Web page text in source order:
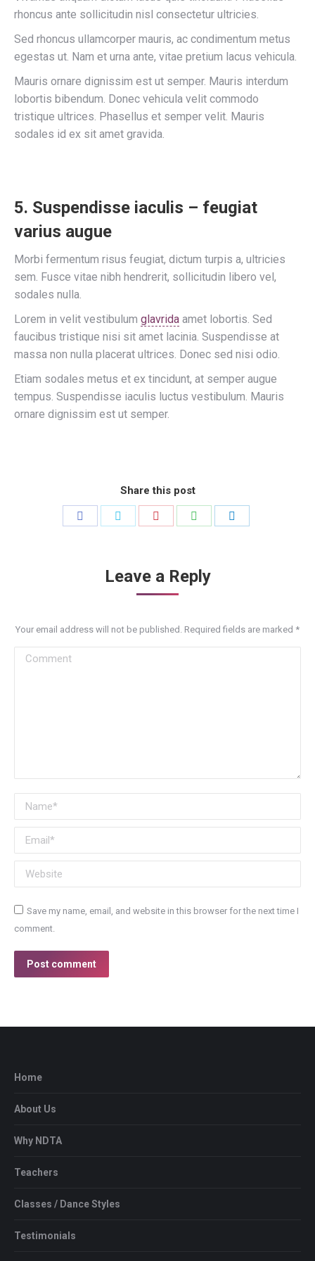
rhoncus ante sollicitudin nisl consectetur ultricies.
Sed rhoncus ullamcorper mauris, ac condimentum metus
egestas ut. Nam et urna ante, vitae pretium lacus vehicula.
Mauris ornare dignissim est ut semper. Mauris interdum
lobortis bibendum. Donec vehicula velit commodo
tristique ultrices. Phasellus et semper velit. Mauris
sodales id ex sit amet gravida.
5. Suspendisse iaculis – feugiat
varius augue
Morbi fermentum risus feugiat, dictum turpis a, ultricies
sem. Fusce vitae nibh hendrerit, sollicitudin libero vel,
sodales nulla.
Lorem in velit vestibulum glavrida amet lobortis. Sed
faucibus tristique nisi sit amet lacinia. Suspendisse at
massa non nulla placerat ultrices. Donec sed nisi odio.
Etiam sodales metus et ex tincidunt, at semper augue
tempus. Suspendisse iaculis luctus vestibulum. Mauris
ornare dignissim est ut semper.
Share this post
Leave a Reply
Your email address will not be published. Required fields are marked *
Comment
Name *
Email *
Website
Save my name, email, and website in this browser for the next time I
comment.
Post comment
Home
About Us
Why NDTA
Teachers
Classes / Dance Styles
Testimonials